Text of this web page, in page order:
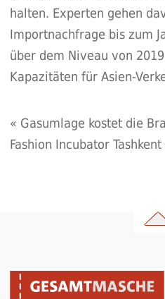
halten. Experten gehen
Importnachfrage bis zum
über dem Niveau von
Kapazitäten für Asien-
« Gasumlage kostet die
Fashion Incubator Tashkent